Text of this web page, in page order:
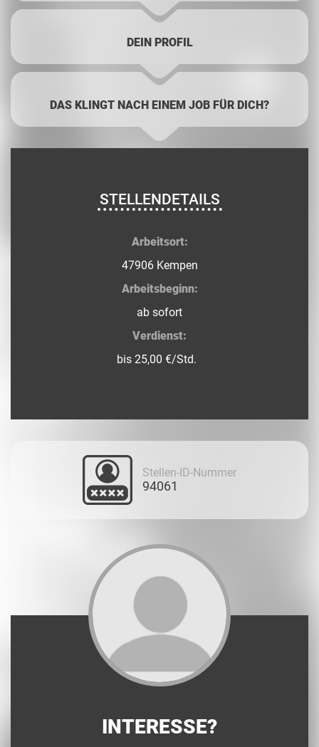
DEIN PROFIL
DAS KLINGT NACH EINEM JOB FÜR DICH?
STELLENDETAILS
Arbeitsort:
47906 Kempen
Arbeitsbeginn:
ab sofort
Verdienst:
bis 25,00 €/Std.
Stellen-ID-Nummer
94061
INTERESSE?